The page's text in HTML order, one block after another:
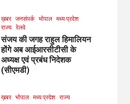
ख़बर जनसंपर्क भोपाल मध्य प्रदेश
राज्य रेलवे
संजय की जगह राहुल हिमालियन
होंगे अब आईआरसीटीसी के
अध्यक्ष एवं प्रबंध निदेशक
(सीएमडी)
ख़बर भोपाल मध्य प्रदेश राज्य